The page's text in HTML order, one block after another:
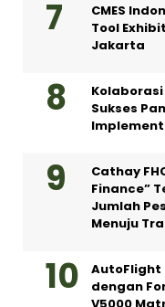
CMES
Tool
Jakarta
Kolaborasi
Sukses
Cathay
Finance”
Jumlah
Menuju
AutoFlight
dengan
V5000